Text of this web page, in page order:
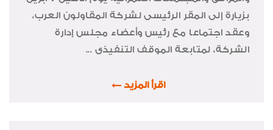
بزيارة إلى المقر الرئيسى لشركة المقاولون العرب،
وعقد اجتماعا مع رئيس وأعضاء مجلس إدارة
الشركة، لمتابعة الموقف التنفيذى ...
اقرأ المزيد